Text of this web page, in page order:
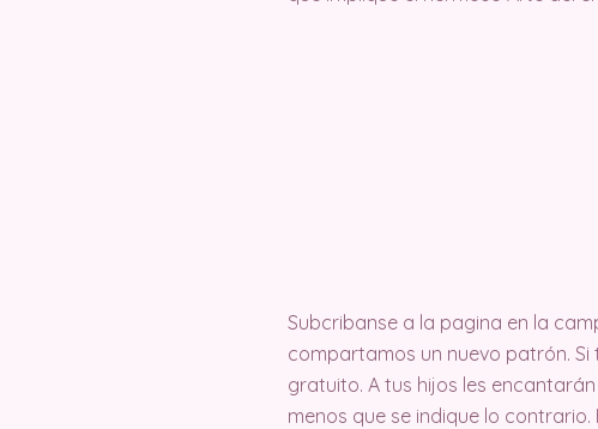
Subcribanse a la pagina en la
compartamos un nuevo patrón.
gratuito. A tus hijos les
menos que se indique lo